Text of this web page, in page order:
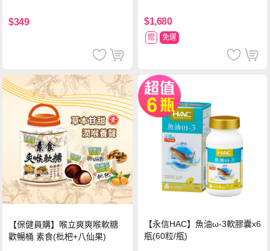
$349 $1,680
贈 免運
【保健員購】喉立爽爽喉軟糖
歡暢桶 素食(枇杷+八仙果)
【永信HAC】魚油ω-3軟膠囊x6
瓶(60粒/瓶)